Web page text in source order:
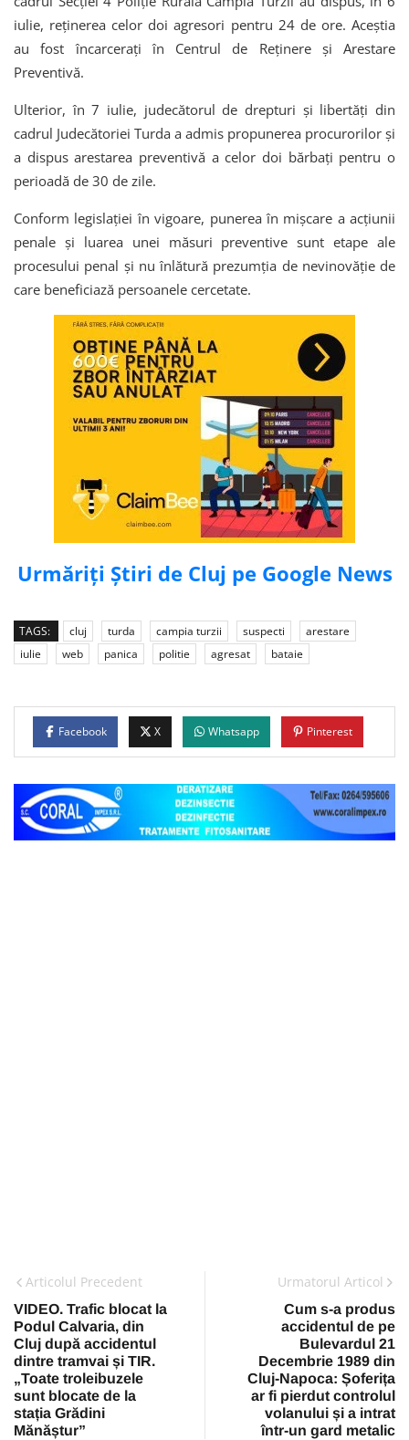
iulie, reținerea celor doi agresori pentru 24 de ore. Aceștia
au fost încarcerați în Centrul de Reținere și Arestare
Preventivă.
Ulterior, în 7 iulie, judecătorul de drepturi și libertăți din
cadrul Judecătoriei Turda a admis propunerea procurorilor și
a dispus arestarea preventivă a celor doi bărbați pentru o
perioadă de 30 de zile.
Conform legislației în vigoare, punerea în mișcare a acțiunii
penale și luarea unei măsuri preventive sunt etape ale
procesului penal și nu înlătură prezumția de nevinovăție de
care beneficiază persoanele cercetate.
Urmăriți Știri de Cluj pe Google News
TAGS: cluj turda campia turzii suspecti
arestare
iulie
web panica politie agresat bataie
Facebook X Whatsapp Pinterest
Articolul Precedent
VIDEO. Trafic blocat la
Podul Calvaria, din
Cluj după accidentul
dintre tramvai și TIR.
„Toate troleibuzele
sunt blocate de la
stația Grădini
Mănăștur”
Urmatorul Articol
Cum s-a produs
accidentul de pe
Bulevardul 21
Decembrie 1989 din
Cluj-Napoca: Șoferița
ar fi pierdut controlul
volanului și a intrat
într-un gard metalic